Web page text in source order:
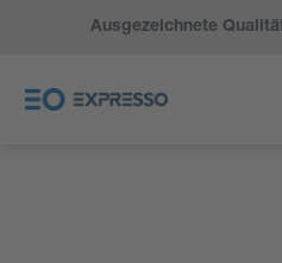
Ausgezeichnete